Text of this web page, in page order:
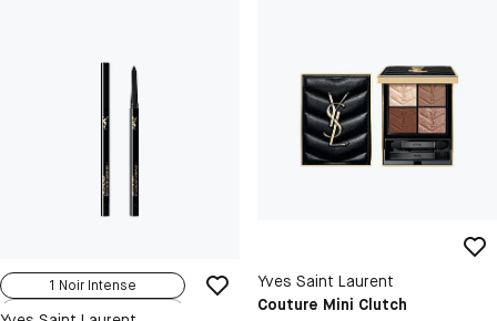
1 Noir Intense
6 Bleu Enigm...
Yves Saint Laurent
Couture Mini Clutch